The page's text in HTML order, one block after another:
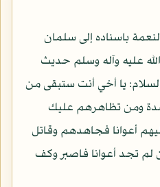
باسناده إلى سلمان
عليه وآله وسلم حديث
يا أخي أنت ستبقى من
ومن تظاهرهم عليك
أعوانا فجاهدهم وقاتل
تجد أعوانا فاصبر وكف